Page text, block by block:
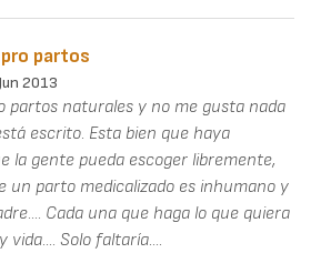
partos
2013
partos naturales y no me gusta nada
escrito. Esta bien que haya
la gente pueda escoger libremente,
un parto medicalizado es inhumano y
Cada una que haga lo que quiera
Solo faltaría....